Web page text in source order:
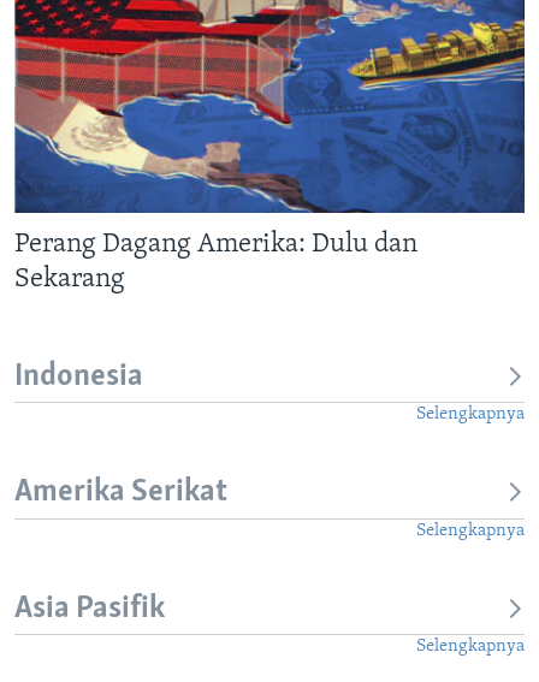
Perang Dagang Amerika: Dulu dan
Sekarang
Indonesia
Selengkapnya
Amerika Serikat
Selengkapnya
Asia Pasifik
Selengkapnya